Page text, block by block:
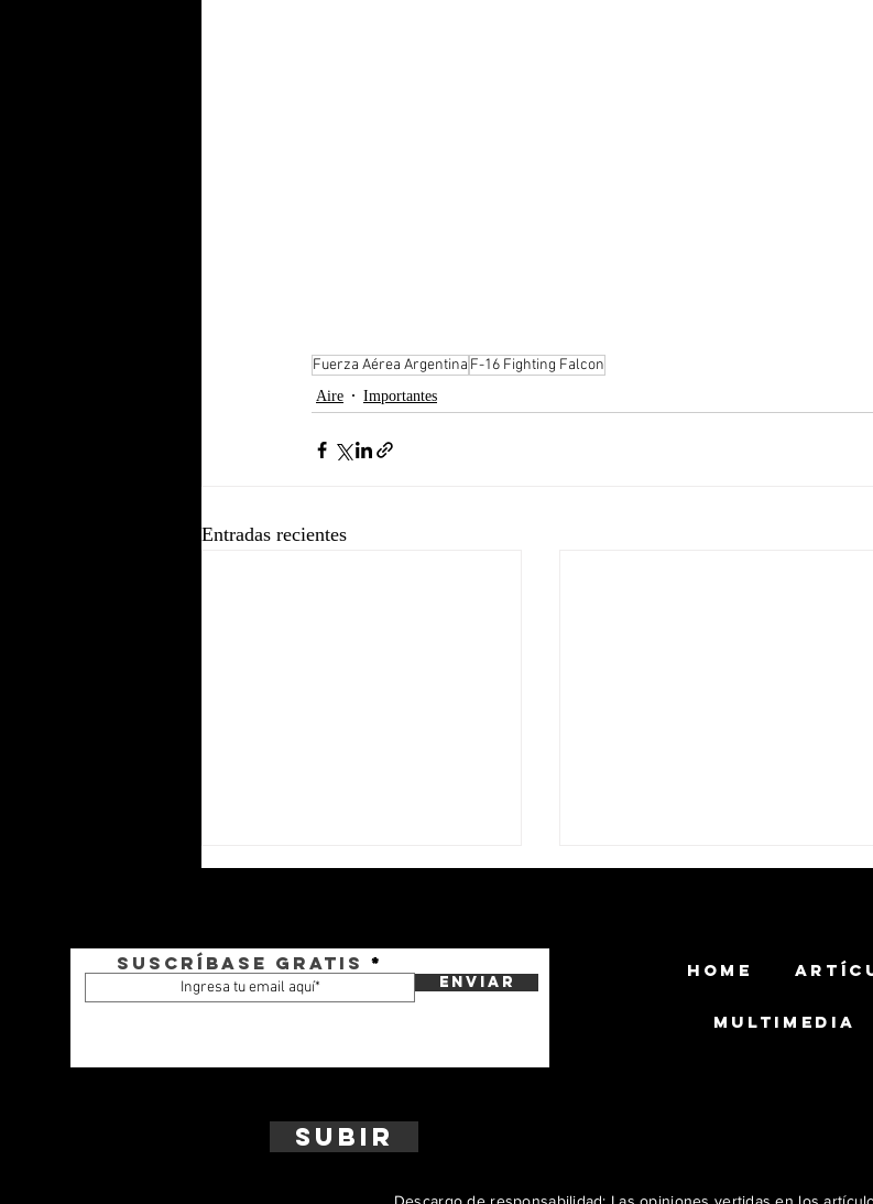
Fuerza Aérea Argentina F-16 Fighting Falcon
Aire Importantes
Entradas recientes
Suscríbase gratis
Enviar
Subir
HOME
MULTIMEDIA
Descargo de responsabilidad: Las opiniones vertidas en los